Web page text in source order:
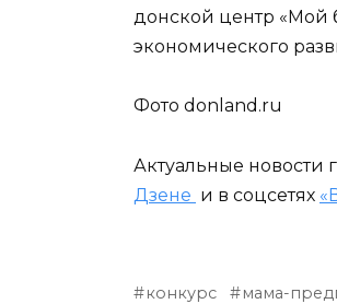
донской центр «Мой
экономического
Фото donland.ru
Актуальные новости
Дзене и в соцсетях
конкурс мама-